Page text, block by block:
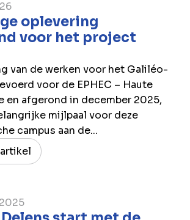
oplevering
voor het project
van de werken voor het Galiléo-
voor de EPHEC – Haute
en afgerond in december 2025,
mijlpaal voor deze
campus aan de...